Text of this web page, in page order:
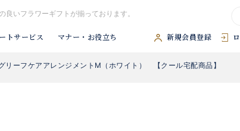
いフラワーギフトが揃っております。
トサービス マナー・お役立ち 新規会員登録
ド花 #祝アレンジ #観葉植物 #供アレンジ #花束
リーフケアアレンジメントM（ホワイト） 【クール宅配商品】